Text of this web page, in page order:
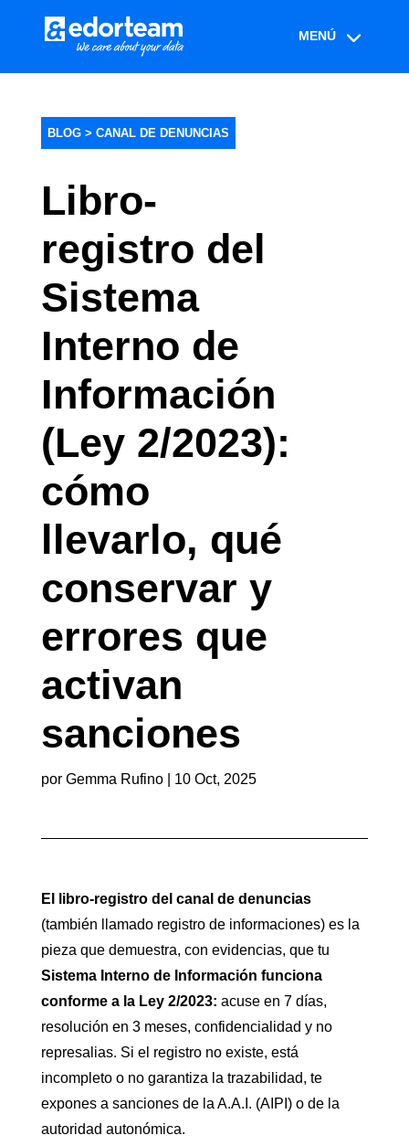
BLOG > CANAL DE DENUNCIAS
Libro-
registro del
Sistema
Interno de
Información
(Ley 2/2023):
cómo
llevarlo, qué
conservar y
errores que
activan
sanciones
por Gemma Rufino| 10 Oct, 2025
El libro-registro del canal de denuncias
(también llamado registro de informaciones) es la
pieza que demuestra, con evidencias, que tu
Sistema Interno de Información funciona
conforme a la Ley 2/2023: acuse en 7 días,
resolución en 3 meses, confidencialidad y no
represalias. Si el registro no existe, está
incompleto o no garantiza la trazabilidad, te
expones a sanciones de la A.A.I. (AIPI) o de la
autoridad autonómica.